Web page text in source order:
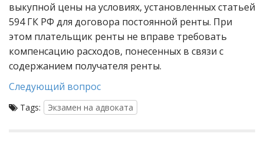
выкупной цены на условиях, установленных статьей
594 ГК РФ для договора постоянной ренты. При
этом плательщик ренты не вправе требовать
компенсацию расходов, понесенных в связи с
содержанием получателя ренты.
Следующий вопрос
Tags: Экзамен на адвоката